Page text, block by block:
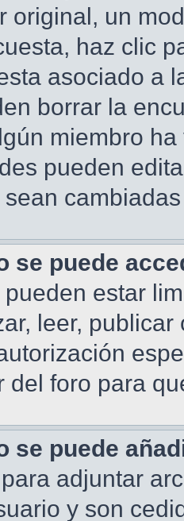
original, un
haz clic
asociado a
borrar la
miembro
pueden
se puede
estar
leer,
del foro para
se puede
adjuntar
y son